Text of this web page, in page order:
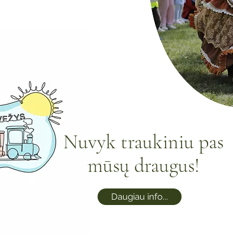
Nuvyk traukiniu pas
mūsų draugus!
Daugiau info...